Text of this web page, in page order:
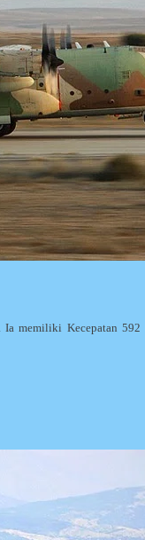
Ia memiliki Kecepatan